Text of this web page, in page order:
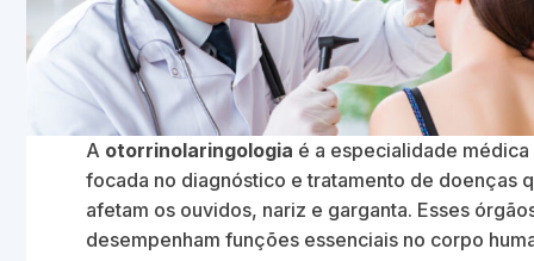
A otorrinolaringologia é a especialidade médica
focada no diagnóstico e tratamento de doenças
afetam os ouvidos, nariz e garganta. Esses
desempenham funções essenciais no corpo